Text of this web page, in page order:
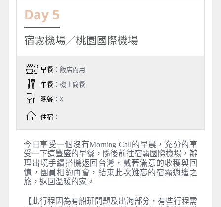
Day 5
宿霧機場／桃園國際機場
早餐：飯店內用
午餐：機上簡餐
晚餐：X
住宿：
今日享受一個沒有Morning Call的早晨，充分的享
受一下這豐盛的早餐，隨後前往宿霧國際機場，辦
理出境手續搭機返回台灣，戴著滿意的收穫與回
憶，團員相約再會，結束此次難忘的宿霧逍遙之
旅，返回溫暖的家。
【此行程因為有船班問題及出海部分，有些行程需